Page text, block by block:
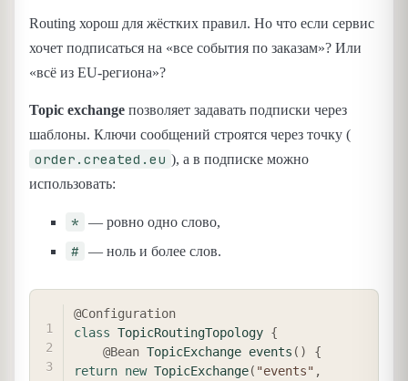
Routing хорош для жёстких правил. Но что если сервис
хочет подписаться на «все события по заказам»? Или
«всё из EU-региона»?
Topic exchange позволяет задавать подписки через
шаблоны. Ключи сообщений строятся через точку (
order.created.eu ), а в подписке можно
использовать:
* — ровно одно слово,
# — ноль и более слов.
@Configuration
class TopicRoutingTopology {
@Bean TopicExchange events ( )
{
return new TopicExchange( "events" ,